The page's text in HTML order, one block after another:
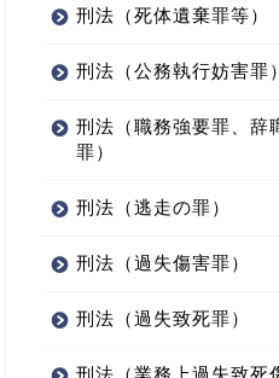
刑法（死体遺棄罪等）
刑法（公務執行妨害罪）
刑法（職務強要罪、辞
罪）
刑法（逃走の罪）
刑法（過失傷害罪）
刑法（過失致死罪）
刑法（業務上過失致死